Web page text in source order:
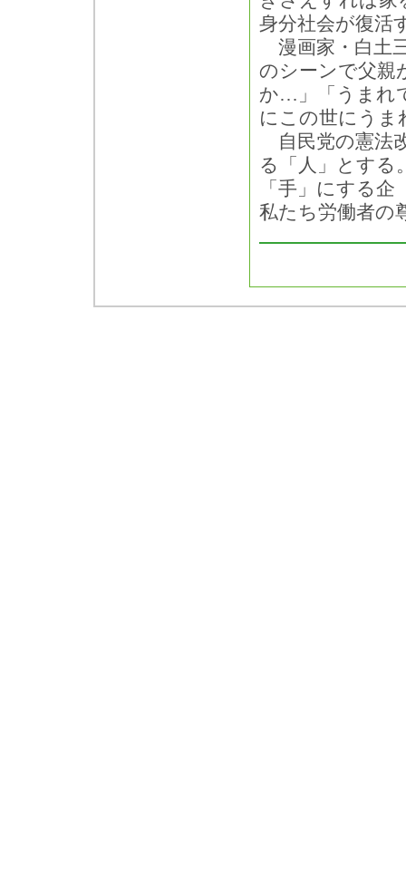
身分社会が復活
漫画家・白土
のシーンで父親
か…」「うまれ
にこの世にうま
自民党の憲法
る「人」とする
「手」にする
私たち労働者の